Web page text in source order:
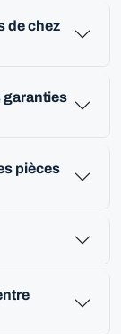
de chez
garanties
pièces